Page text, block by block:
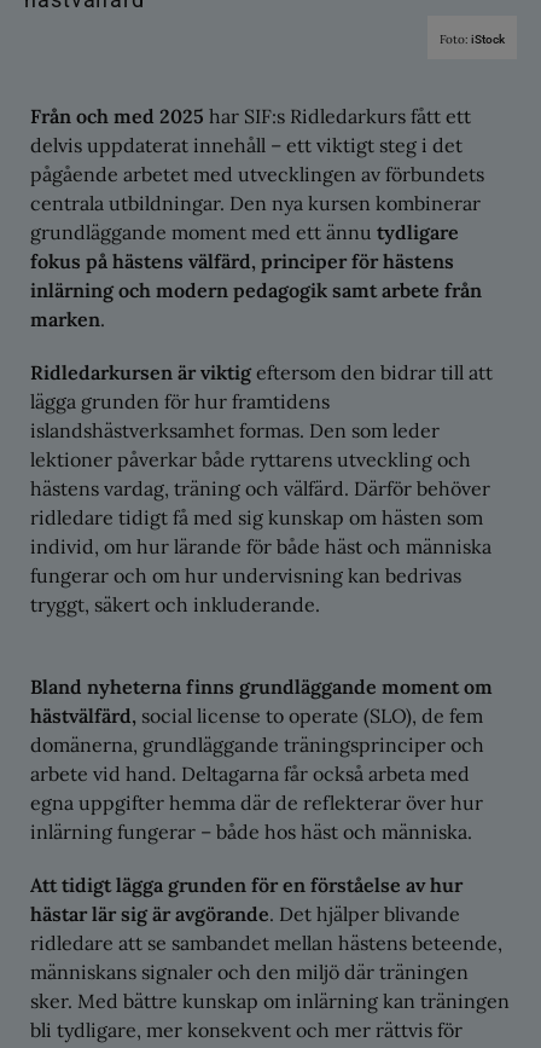
Foto: iStock
Från och med 2025 har SIF:s Ridledarkurs fått ett
delvis uppdaterat innehåll – ett viktigt steg i det
pågående arbetet med utvecklingen av förbundets
centrala utbildningar. Den nya kursen kombinerar
grundläggande moment med ett ännu tydligare
fokus på hästens välfärd, principer för hästens
inlärning och modern pedagogik samt arbete från
marken.
Ridledarkursen är viktigeftersom den bidrar till att
lägga grunden för hur framtidens
islandshästverksamhet formas. Den som leder
lektioner påverkar både ryttarens utveckling och
hästens vardag, träning och välfärd. Därför behöver
ridledare tidigt få med sig kunskap om hästen som
individ, om hur lärande för både häst och människa
fungerar och om hur undervisning kan bedrivas
tryggt, säkert och inkluderande.
Bland nyheterna finns grundläggande moment om
hästvälfärd, social license to operate (SLO), de fem
domänerna, grundläggande träningsprinciper och
arbete vid hand. Deltagarna får också arbeta med
egna uppgifter hemma där de reflekterar över hur
inlärning fungerar – både hos häst och människa.
Att tidigt lägga grunden för en förståelse av hur
hästar lär sig är avgörande. Det hjälper blivande
ridledare att se sambandet mellan hästens beteende,
människans signaler och den miljö där träningen
sker. Med bättre kunskap om inlärning kan träningen
bli tydligare, mer konsekvent och mer rättvis för